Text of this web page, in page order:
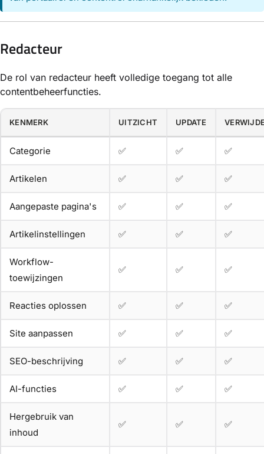
Redacteur
De rol van redacteur heeft volledige toegang tot alle
contentbeheerfuncties.
KENMERK UITZICHT UPDATE
Categorie ✅ ✅ ✅
Artikelen ✅ ✅ ✅
Aangepaste pagina's ✅ ✅ ✅
Artikelinstellingen ✅ ✅ ✅
Workflow-
toewijzingen
✅ ✅ ✅
Reacties oplossen ✅ ✅ ✅
Site aanpassen ✅ ✅ ✅
SEO-beschrijving ✅ ✅ ✅
AI-functies ✅ ✅ ✅
Hergebruik van
inhoud
✅ ✅ ✅